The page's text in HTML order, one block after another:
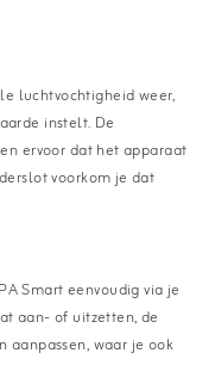
luchtvochtigheid weer,
instelt. De
ervoor dat het apparaat
voorkom je dat
Smart eenvoudig via je
aan- of uitzetten, de
waar je ook